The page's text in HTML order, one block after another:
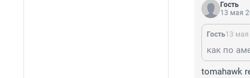
Гость
13 мая
Гость13 мая
как по
tomahawk